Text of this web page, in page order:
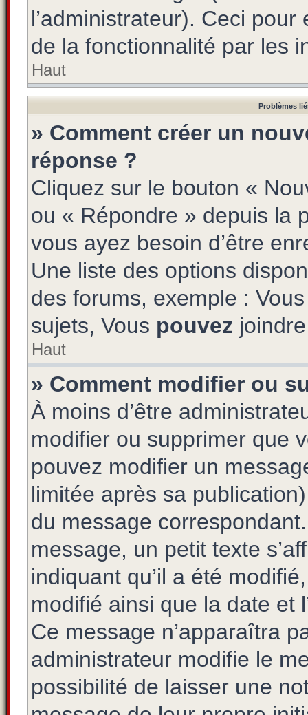
l’administrateur). Ceci
de la fonctionnalité par les
Haut
Problèmes
» Comment créer un
réponse ?
Cliquez sur le bouton «
ou « Répondre » depuis la
vous ayez besoin d’être
Une liste des options
des forums, exemple :
sujets, Vous pouvez
Haut
» Comment modifier ou
À moins d’être
modifier ou supprimer que
pouvez modifier un
limitée après sa
du message
message, un petit texte
indiquant qu’il a été
modifié ainsi que la date et
Ce message n’apparaîtra
administrateur modifie le
possibilité de laisser une